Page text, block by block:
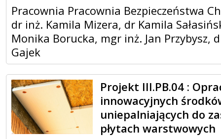
Pracownia Pracownia Bezpieczeństwa
dr inż. Kamila Mizera, dr Kamila
Monika Borucka, mgr inż. Jan Przybysz,
Gajek
Projekt III.PB.04 :
innowacyjnych
uniepalniających do
płytach warstwowych